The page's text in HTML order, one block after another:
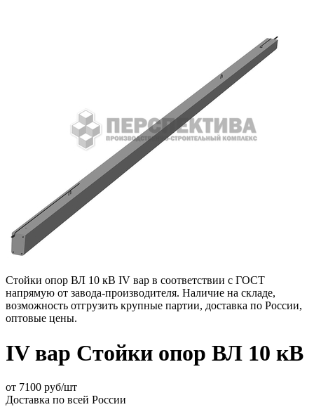
Стойки опор ВЛ 10 кВ IV вар в соответствии с ГОСТ
напрямую от завода-производителя. Наличие на складе,
возможность отгрузить крупные партии, доставка по России,
оптовые цены.
IV вар Стойки опор ВЛ 10 кВ
от 7100 руб/шт
Доставка по всей России